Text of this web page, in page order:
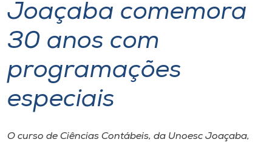
Atendimento ao Estudante
Portal de Ensino
A
Unoesc
Internacionalização
Joaçaba comemora
30 anos com
programações
especiais
O curso de Ciências Contábeis, da Unoesc Joaçaba,